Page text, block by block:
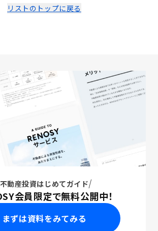
リストのトップに戻る
不動産投資はじめてガイド
会員限定で無料公開中！
まずは資料をみてみる